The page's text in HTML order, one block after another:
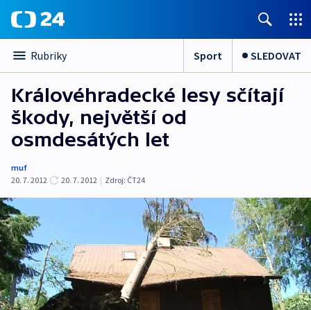
Rubriky Sport SLEDOVAT
Královéhradecké lesy sčítají
škody, největší od
osmdesátých let
muf
20. 7. 2012
20. 7. 2012 | Zdroj: ČT24